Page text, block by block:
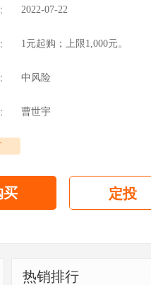
2022-07-22
1元起购；上限1,000元。
中风险
曹世宇
买 定投
热销排行